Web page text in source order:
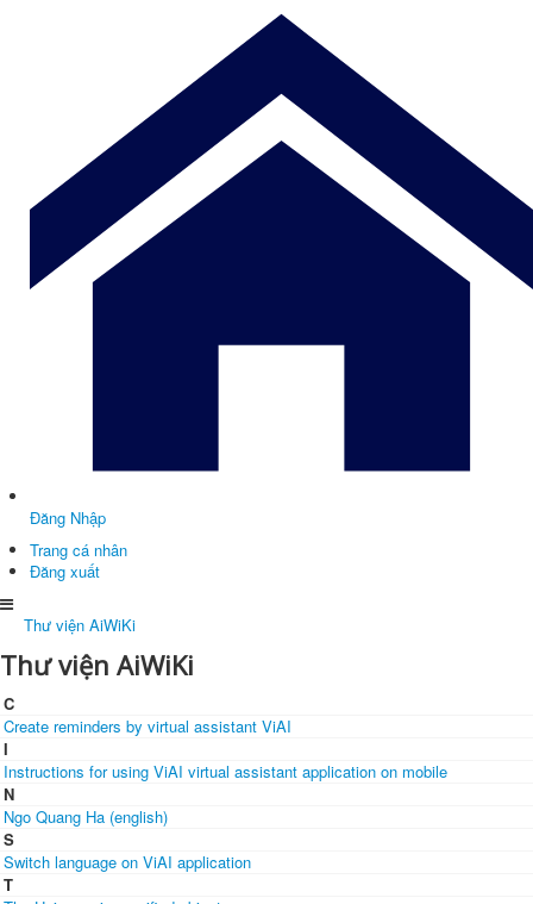
Đăng Nhập
Trang cá nhân
Đăng xuất
Thư viện AiWiKi
Thư viện AiWiKi
C
Create reminders by virtual assistant ViAI
I
Instructions for using ViAI virtual assistant application on mobile
N
Ngo Quang Ha (english)
S
Switch language on ViAI application
T